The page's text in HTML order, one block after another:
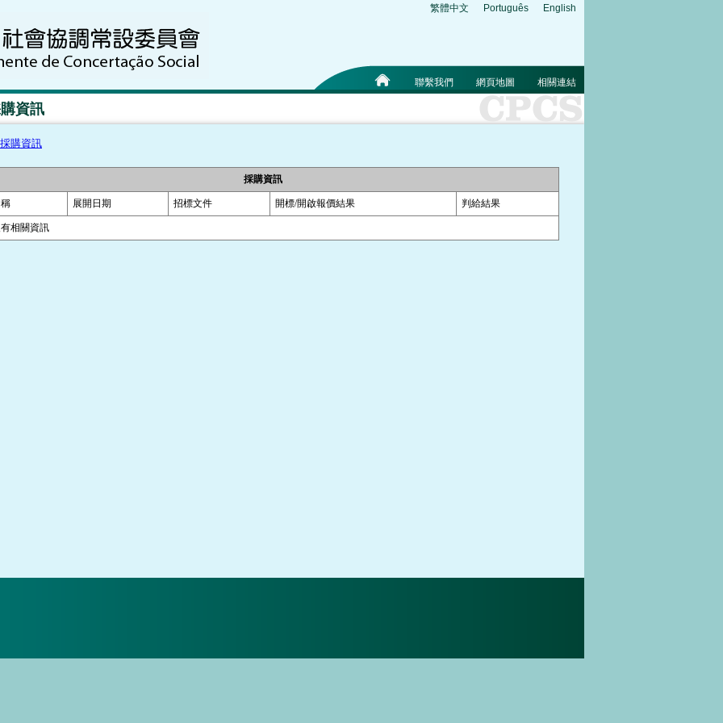
繁體中文 Português English
聯繫我們 網頁地圖 相關連結
資訊
採購資訊